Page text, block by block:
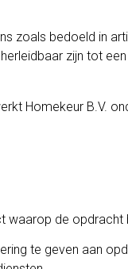
zoals bedoeld in
zijn tot
Homekeur B.V.
waarop de opdracht
te geven aan